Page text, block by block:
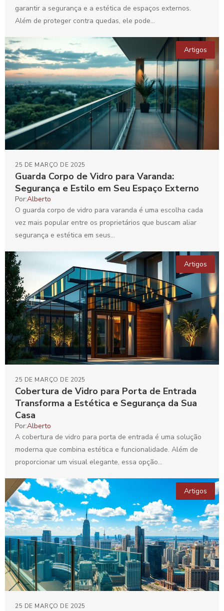
garantir a segurança e a estética de espaços externos.
Além de proteger contra quedas, ele pode...
Artigos
Guarda Corpo de Vidro para Varanda:
Segurança e Estilo em Seu Espaço Externo
25 DE MARÇO DE 2025
Por:Alberto
O guarda corpo de vidro para varanda é uma escolha cada
vez mais popular entre os proprietários que buscam aliar
segurança e estética em seus...
Artigos
Cobertura de Vidro para Porta de Entrada
Transforma a Estética e Segurança da Sua
Casa
25 DE MARÇO DE 2025
Por:Alberto
A cobertura de vidro para porta de entrada é uma solução
moderna que combina estética e funcionalidade. Além de
proporcionar um visual elegante, essa opção...
Artigos
25 DE MARÇO DE 2025